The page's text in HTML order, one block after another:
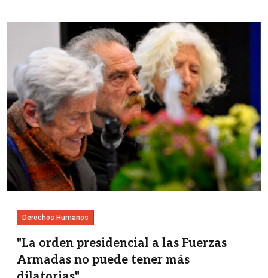
Derechos Humanos
"La orden presidencial a las Fuerzas
Armadas no puede tener más